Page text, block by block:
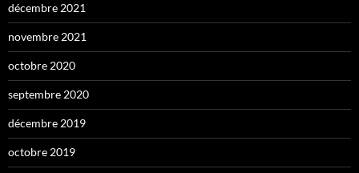
décembre 2021
novembre 2021
octobre 2020
septembre 2020
décembre 2019
octobre 2019